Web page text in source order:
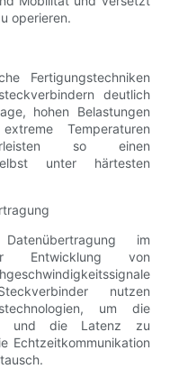
operieren.
Fertigungstechniken
deutlich
hohen Belastungen
Temperaturen
so einen
unter härtesten
im
Entwicklung von
nutzen
um die
und die Latenz zu
Echtzeitkommunikation